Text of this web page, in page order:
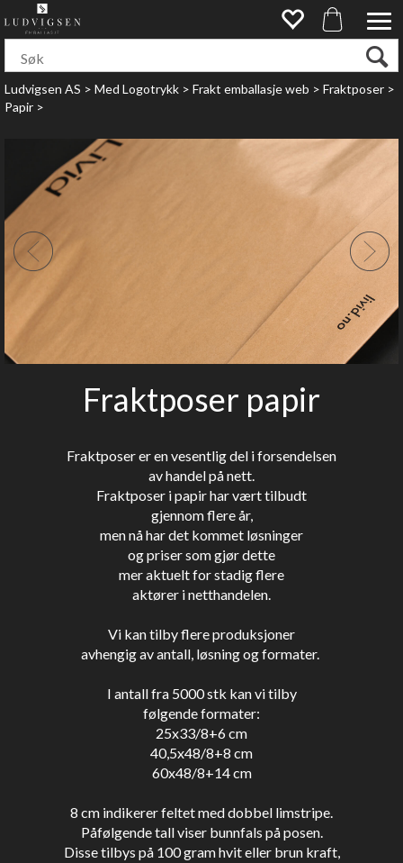
Ludvigsen AS>Med Logotrykk>Frakt emballasje web>Fraktposer>
Papir>
Fraktposer papir
Fraktposer er en vesentlig del i forsendelsen
av handel på nett.
Fraktposer i papir har vært tilbudt
gjennom flere år,
men nå har det kommet løsninger
og priser som gjør dette
mer aktuelt for stadig flere
aktører i netthandelen.
Vi kan tilby flere produksjoner
avhengig av antall, løsning og formater.
I antall fra 5000 stk kan vi tilby
følgende formater:
25x33/8+6 cm
40,5x48/8+8 cm
60x48/8+14 cm
8 cm indikerer feltet med dobbel limstripe.
Påfølgende tall viser bunnfals på posen.
Disse tilbys på 100 gram hvit eller brun kraft,